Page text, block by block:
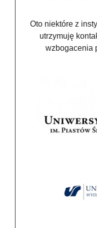
Oto niektóre z
utrzymuję
wzbogacenia